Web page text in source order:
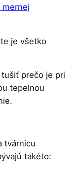
je všetko
prečo je pri
tepelnou
tvárnicu
takéto: